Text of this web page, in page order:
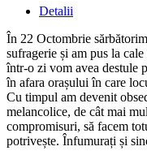
Detalii
În 22 Octombrie
sufragerie și am pus la
într-o zi vom avea destule
în afara orașului în care
Cu timpul am devenit
melancolice, de cât mai
compromisuri, să facem
potrivește. Înfumurați și